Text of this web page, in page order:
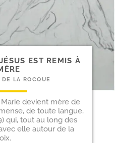
EST REMIS À
LA ROCQUE
devient mère de
de toute langue,
qui, tout au long des
elle autour de la